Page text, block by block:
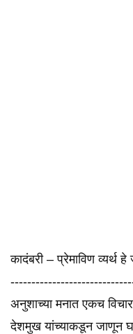
कादंबरी – प्रेमाविण
अनुशाच्या मनात एकच
देशमुख यांच्याकडून जाणून